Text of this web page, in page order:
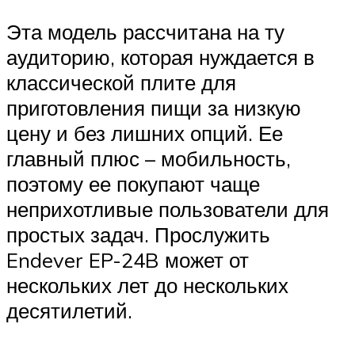
Эта модель рассчитана на ту
аудиторию, которая нуждается в
классической плите для
приготовления пищи за низкую
цену и без лишних опций. Ее
главный плюс – мобильность,
поэтому ее покупают чаще
неприхотливые пользователи для
простых задач. Прослужить
Endever EP-24B может от
нескольких лет до нескольких
десятилетий.